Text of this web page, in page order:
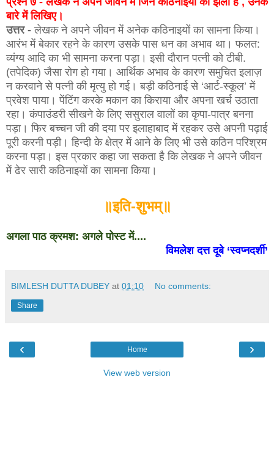
बारे में लिखिए।
उत्तर - लेखक ने अपने जीवन में अनेक कठिनाइयों का सामना किया।
आरंभ में बेकार रहने के कारण उसके पास धन का अभाव था। फलत:
व्यंग्य आदि का भी सामना करना पड़ा। इसी दौरान पत्नी को टीबी.
(तपेदिक) जैसा रोग हो गया। आर्थिक अभाव के कारण समुचित इलाज़
न करवाने से पत्नी की मृत्यु हो गई। बड़ी कठिनाई से ‘आर्ट-स्कूल’ में
प्रवेश पाया। पेंटिंग करके मकान का किराया और अपना खर्च उठाता
रहा। कंपाउंडरी सीखने के लिए ससुराल वालों का कृपा-पात्र बनना
पड़ा। फिर बच्चन जी की दया पर इलाहाबाद में रहकर उसे अपनी पढ़ाई
पूरी करनी पड़ी। हिन्दी के क्षेत्र में आने के लिए भी उसे कठिन परिश्रम
करना पड़ा। इस प्रकार कहा जा सकता है कि लेखक ने अपने जीवन
में ढेर सारी कठिनाइयों का सामना किया।
॥इति-शुभम्॥
अगला पाठ क्रमश: अगले पोस्ट में....
विमलेश दत्त दूबे ‘स्वप्नदर्शी’
BIMLESH DUTTA DUBEY at 01:10 No comments:
Share
‹ ›
Home
View web version